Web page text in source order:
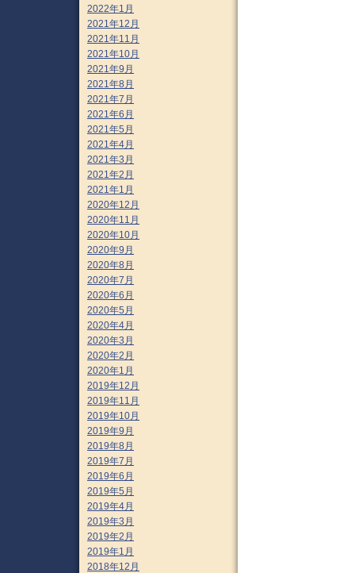
2022年1月
2021年12月
2021年11月
2021年10月
2021年9月
2021年8月
2021年7月
2021年6月
2021年5月
2021年4月
2021年3月
2021年2月
2021年1月
2020年12月
2020年11月
2020年10月
2020年9月
2020年8月
2020年7月
2020年6月
2020年5月
2020年4月
2020年3月
2020年2月
2020年1月
2019年12月
2019年11月
2019年10月
2019年9月
2019年8月
2019年7月
2019年6月
2019年5月
2019年4月
2019年3月
2019年2月
2019年1月
2018年12月